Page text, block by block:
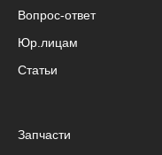
Вопрос-ответ
Юр.лицам
Статьи
Запчасти